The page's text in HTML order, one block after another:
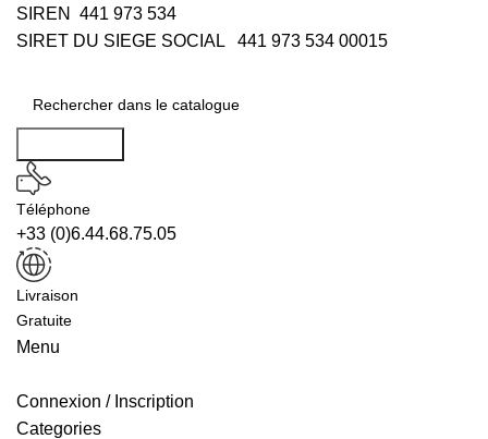
SIREN 441 973 534
SIRET DU SIEGE SOCIAL 441 973 534 00015
Téléphone
+33 (0)6.44.68.75.05
Livraison
Gratuite
Menu
Connexion / Inscription
Categories